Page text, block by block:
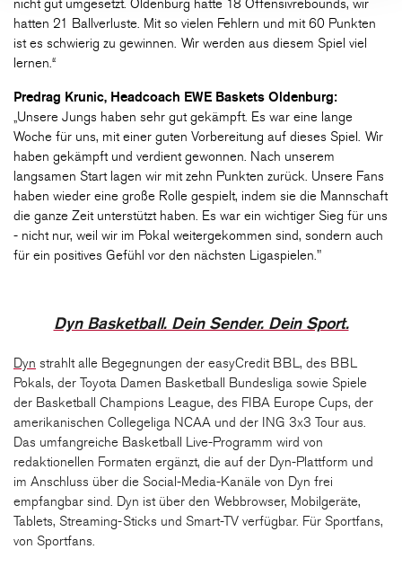
nicht gut umgesetzt. Oldenburg hatte 18 Offensivrebounds, wir
hatten 21 Ballverluste. Mit so vielen Fehlern und mit 60 Punkten
ist es schwierig zu gewinnen. Wir werden aus diesem Spiel viel
lernen.“
Predrag Krunic, Headcoach EWE Baskets Oldenburg:
„Unsere Jungs haben sehr gut gekämpft. Es war eine lange
Woche für uns, mit einer guten Vorbereitung auf dieses Spiel. Wir
haben gekämpft und verdient gewonnen. Nach unserem
langsamen Start lagen wir mit zehn Punkten zurück. Unsere Fans
haben wieder eine große Rolle gespielt, indem sie die Mannschaft
die ganze Zeit unterstützt haben. Es war ein wichtiger Sieg für uns
- nicht nur, weil wir im Pokal weitergekommen sind, sondern auch
für ein positives Gefühl vor den nächsten Ligaspielen."
Dyn Basketball. Dein Sender. Dein Sport.
Dyn strahlt alle Begegnungen der easyCredit BBL, des BBL
Pokals, der Toyota Damen Basketball Bundesliga sowie Spiele
der Basketball Champions League, des FIBA Europe Cups, der
amerikanischen Collegeliga NCAA und der ING 3x3 Tour aus.
Das umfangreiche Basketball Live-Programm wird von
redaktionellen Formaten ergänzt, die auf der Dyn-Plattform und
im Anschluss über die Social-Media-Kanäle von Dyn frei
empfangbar sind. Dyn ist über den Webbrowser, Mobilgeräte,
Tablets, Streaming-Sticks und Smart-TV verfügbar. Für Sportfans,
von Sportfans.